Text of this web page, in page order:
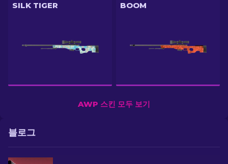
SILK TIGER BOOM
AWP 스킨 모두 보기
블로그